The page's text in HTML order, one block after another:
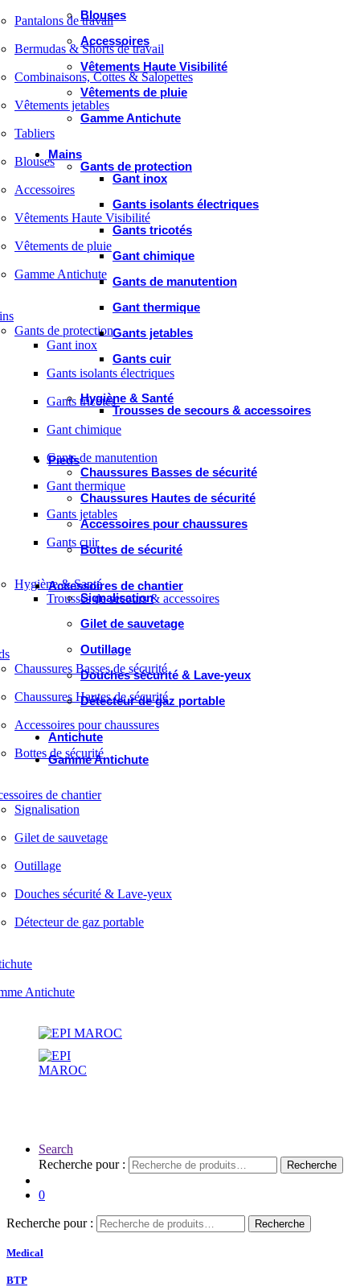
Blouses
Accessoires
Vêtements Haute Visibilité
Vêtements de pluie
Gamme Antichute
Mains
Gants de protection
Gant inox
Gants isolants électriques
Gants tricotés
Gant chimique
Gants de manutention
Gant thermique
Gants jetables
Gants cuir
Hygiène & Santé
Trousses de secours & accessoires
Pieds
Chaussures Basses de sécurité
Chaussures Hautes de sécurité
Accessoires pour chaussures
Bottes de sécurité
Accessoires de chantier
Signalisation
Gilet de sauvetage
Outillage
Douches sécurité & Lave-yeux
Détecteur de gaz portable
Antichute
Gamme Antichute
Pantalons de travail
Bermudas & Shorts de travail
Combinaisons, Cottes & Salopettes
Vêtements jetables
Tabliers
Blouses
Accessoires
Vêtements Haute Visibilité
Vêtements de pluie
Gamme Antichute
Gants de protection
Gant inox
Gants isolants électriques
Gants tricotés
Gant chimique
Gants de manutention
Gant thermique
Gants jetables
Gants cuir
Hygiène & Santé
Trousses de secours & accessoires
Chaussures Basses de sécurité
Chaussures Hautes de sécurité
Accessoires pour chaussures
Bottes de sécurité
de chantier
Signalisation
Gilet de sauvetage
Outillage
Douches sécurité & Lave-yeux
Détecteur de gaz portable
Antichute
Search
Recherche pour :
Recherche
0
Recherche pour : Recherche
Medical
BTP